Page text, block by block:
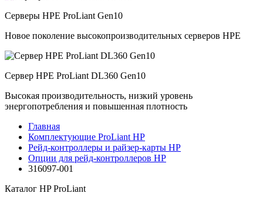
Серверы HPE ProLiant Gen10
Новое поколение высокопроизводительных серверов HPE
Сервер HPE ProLiant DL360 Gen10
Высокая производительность, низкий уровень
энергопотребления и повышенная плотность
Главная
Комплектующие ProLiant HP
Рейд-контроллеры и райзер-карты HP
Опции для pейд-контроллеров HP
316097-001
Каталог HP ProLiant